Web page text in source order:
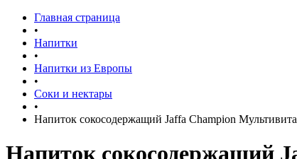
Главная страница
•
Напитки
•
Напитки из Европы
•
Соки и нектары
•
Напиток сокосодержащий Jaffa Champion
Напиток сокосодержащий